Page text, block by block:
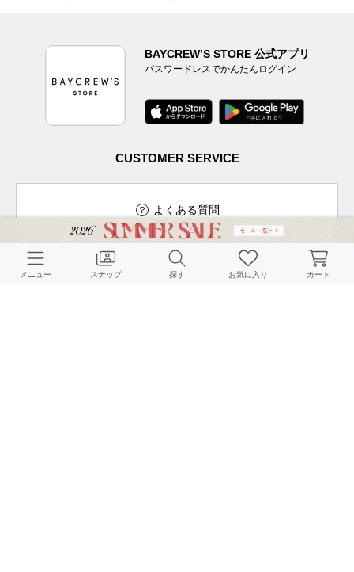
BAYCREW’S STORE 公式アプリ
パスワードレスでかんたんログイン
CUSTOMER SERVICE
よくある質問
メニュー スナップ 探す お気に入り カート